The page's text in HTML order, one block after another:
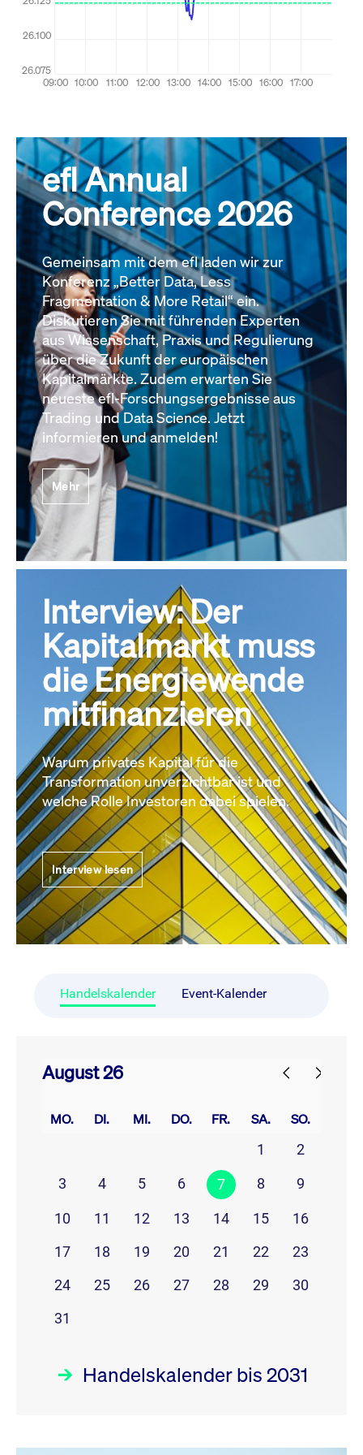
efl Annual
Conference 2026
Gemeinsam mit dem efl laden wir zur
Konferenz „Better Data, Less
Fragmentation & More Retail“ ein.
Diskutieren Sie mit führenden Experten
aus Wissenschaft, Praxis und Regulierung
über die Zukunft der europäischen
Kapitalmärkte. Zudem erwarten Sie
neueste efl-Forschungsergebnisse aus
Trading und Data Science. Jetzt
informieren und anmelden!
Mehr
Interview: Der
Kapitalmarkt muss
die Energiewende
mitfinanzieren
Warum privates Kapital für die
Transformation unverzichtbar ist und
welche Rolle Investoren dabei spielen.
Interview lesen
Handelskalender Event-Kalender
August 26
MO. DI. MI. DO. FR. SA. SO.
1
2
3
4 5 6 7 8 9
10 11 12 13 14 15
16
17
18 19 20 21 22
23
24
25 26 27 28 29
30
31
Handelskalender bis 2031